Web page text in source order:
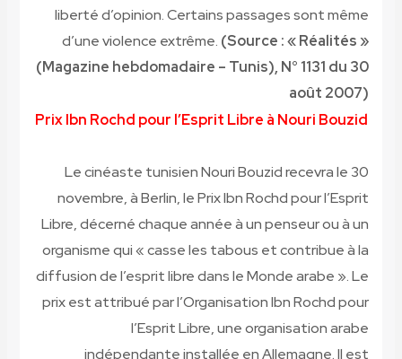
liberté d’opinion. Certains passages sont même
d’une violence extrême. (Source : « Réalités »
(Magazine hebdomadaire – Tunis), N° 1131 du 30
août 2007)
Prix Ibn Rochd pour l’Esprit Libre à Nouri Bouzid
Le cinéaste tunisien Nouri Bouzid recevra le 30
novembre, à Berlin, le Prix Ibn Rochd pour l’Esprit
Libre, décerné chaque année à un penseur ou à un
organisme qui « casse les tabous et contribue à la
diffusion de l’esprit libre dans le Monde arabe ». Le
prix est attribué par l’Organisation Ibn Rochd pour
l’Esprit Libre, une organisation arabe
indépendante installée en Allemagne. Il est